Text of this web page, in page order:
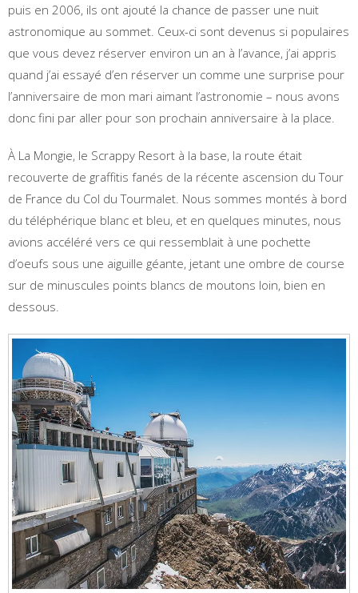
puis en 2006, ils ont ajouté la chance de passer une nuit
astronomique au sommet. Ceux-ci sont devenus si populaires
que vous devez réserver environ un an à l’avance, j’ai appris
quand j’ai essayé d’en réserver un comme une surprise pour
l’anniversaire de mon mari aimant l’astronomie – nous avons
donc fini par aller pour son prochain anniversaire à la place.
À La Mongie, le Scrappy Resort à la base, la route était
recouverte de graffitis fanés de la récente ascension du Tour
de France du Col du Tourmalet. Nous sommes montés à bord
du téléphérique blanc et bleu, et en quelques minutes, nous
avions accéléré vers ce qui ressemblait à une pochette
d’oeufs sous une aiguille géante, jetant une ombre de course
sur de minuscules points blancs de moutons loin, bien en
dessous.